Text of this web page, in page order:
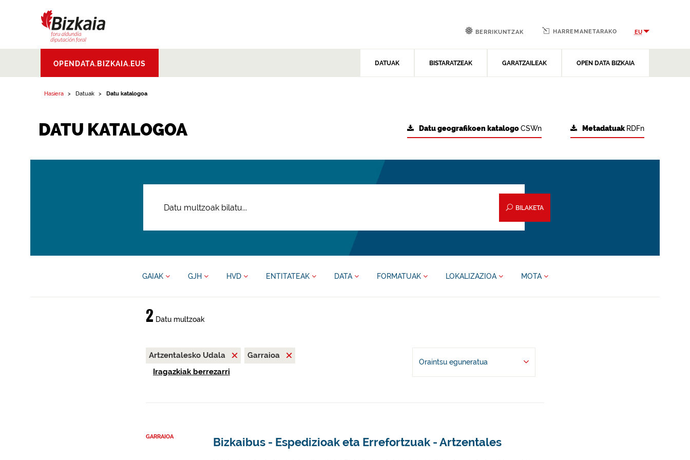
Aldundia.Diputacion
Foral de Bizkaia
OPENDATA.BIZKAIA.EUS DATUAK BISTARATZEAK GARATZAILEAK OPEN DATA BIZKAIA
BERRIKUNTZAK HARREMANETARAKO EU
Hasiera Datuak Datu katalogoa
DATU KATALOGOA Metadatuak RDFn
Datu geografikoen katalogoCSWn
BILAKETA
GAIAK GJH HVD ENTITATEAK DATA FORMATUAK LOKALIZAZIOA MOTA
2 Datu multzoak
Artzentalesko Udala
Garraioa
Iragazkiak berrezarri
Oraintsu eguneratua
GARRAIOA Bizkaibus - Espedizioak eta Errefortzuak - Artzentales